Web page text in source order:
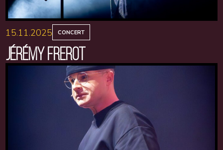
15.11.2025 CONCERT
JÉRÉMY FREROT